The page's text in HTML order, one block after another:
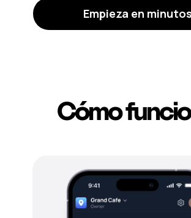
Empieza en minutos
Cómo